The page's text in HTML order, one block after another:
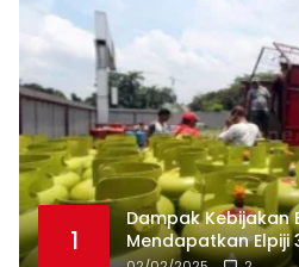
1
Dampak Kebijakan
Mendapatkan Elpiji